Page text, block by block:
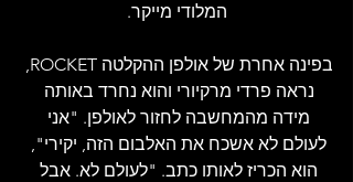
המלודי מייקר.
בפינה אחרת של אולפן ההקלטה ROCKET,
נראה פרדי מרקיורי והוא נחרד באותה
מידה מהמחשבה לחזור לאולפן. "אני
לעולם לא אשכח את האלבום הזה, יקירי",
הוא הכריז לאותו כתב. "לעולם לא. אבל